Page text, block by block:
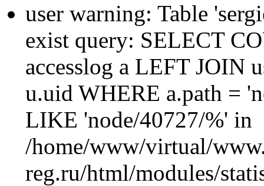
user warning: Table
exist query: SELECT
accesslog a LEFT JOIN
u.uid WHERE a.path =
LIKE 'node/40727/%' in
/home/www/virtual/
reg.ru/html/modules/